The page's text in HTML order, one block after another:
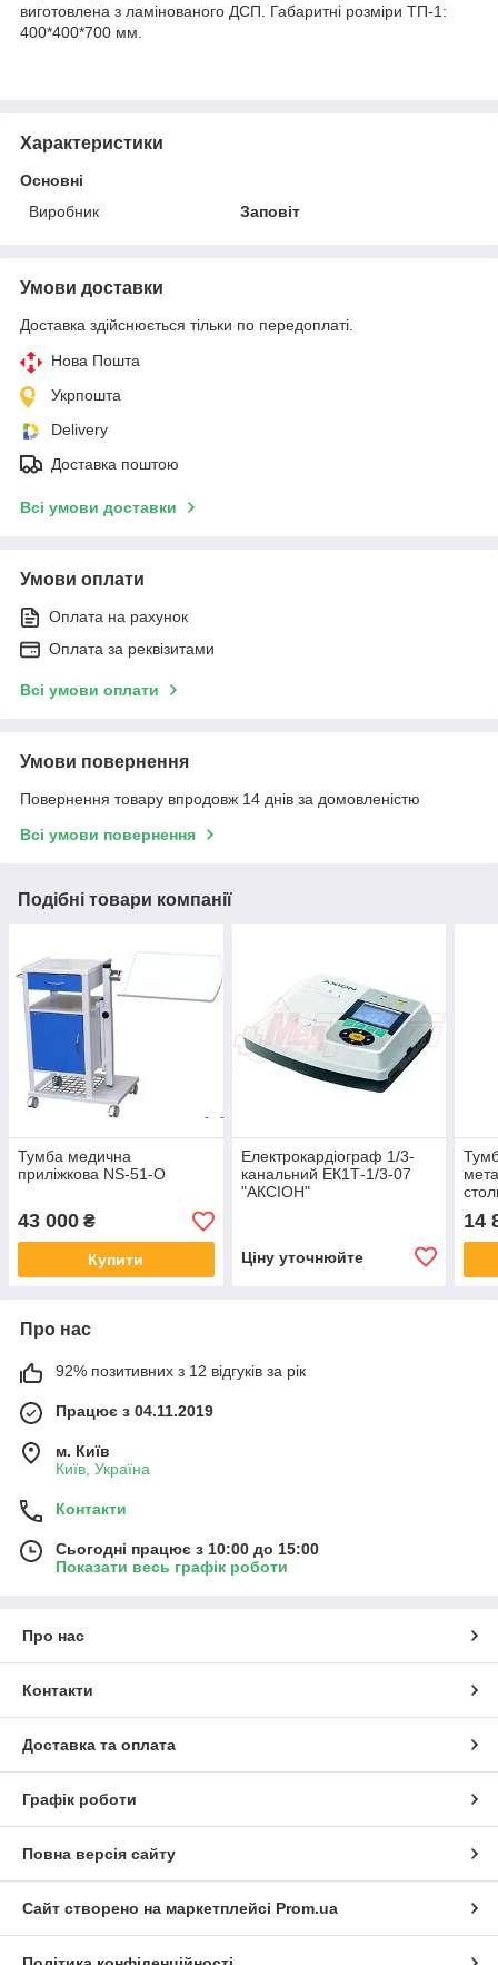
виготовлена з ламінованого ДСП. Габаритні розміри ТП-1:
400*400*700 мм.
Характеристики
Основні
Виробник
Заповіт
Умови доставки
Доставка здійснюється тільки по передоплаті.
Нова Пошта
Укрпошта
Delivery
Доставка поштою
Всі умови доставки
Умови оплати
Оплата на рахунок
Оплата за реквізитами
Всі умови оплати
Умови повернення
Повернення товару впродовж 14 днів за домовленістю
Всі умови повернення
Подібні товари компанії
Тумба медична
приліжкова NS-51-O
43 000 ₴
Купити
Електрокардіограф 1/3-
канальний ЕК1Т-1/3-07
"АКСІОН"
Ціну уточнюйте
14
Про нас
92% позитивних з 12 відгуків за рік
Працює з 04.11.2019
м. Київ
Київ, Україна
Контакти
Сьогодні працює з 10:00 до 15:00
Показати весь графік роботи
Про нас
Контакти
Доставка та оплата
Графік роботи
Повна версія сайту
Сайт створено на маркетплейсі Prom.ua